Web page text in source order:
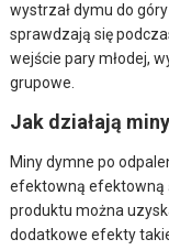
wystrzał dymu do
sprawdzają się
wejście pary młodej,
grupowe.
Jak działają
Miny dymne po
efektowną efektowną
produktu można
dodatkowe efekty